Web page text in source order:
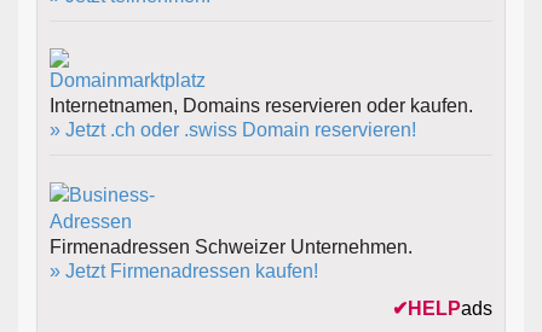
Internetnamen, Domains reservieren oder kaufen.
» Jetzt .ch oder .swiss Domain reservieren!
Firmenadressen Schweizer Unternehmen.
» Jetzt Firmenadressen kaufen!
✔ HELPads